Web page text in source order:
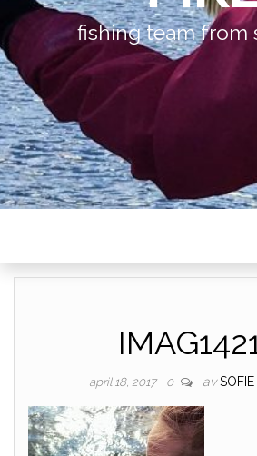
fishing team from
april 18, 2017 0 av